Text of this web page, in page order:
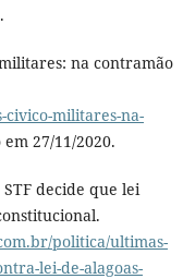
na contramão
militares-na-
em 27/11/2020.
decide que lei
politica/ultimas-
lei-de-alagoas-